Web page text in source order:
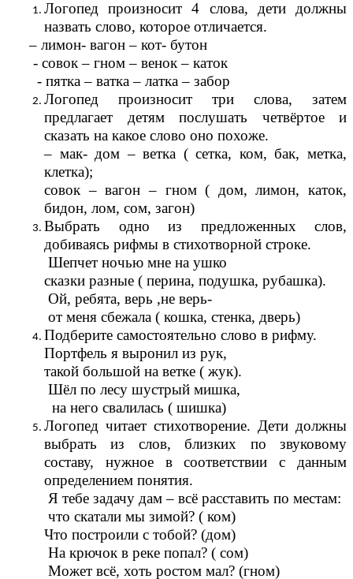
Логопед произносит 4 слова, дети должны
назвать слово, которое отличается.
– лимон- вагон – кот- бутон
- совок – гном – венок – каток
- пятка – ватка – латка – забор
Логопед произносит три слова, затем
предлагает детям послушать четвёртое и
сказать на какое слово оно похоже.
– мак- дом – ветка ( сетка, ком, бак, метка,
клетка);
совок – вагон – гном ( дом, лимон, каток,
бидон, лом, сом, загон)
Выбрать одно из предложенных слов,
добиваясь рифмы в стихотворной строке.
Шепчет ночью мне на ушко
сказки разные ( перина, подушка, рубашка).
Ой, ребята, верь ,не верь-
от меня сбежала ( кошка, стенка, дверь)
Подберите самостоятельно слово в рифму.
Портфель я выронил из рук,
такой большой на ветке ( жук).
Шёл по лесу шустрый мишка,
на него свалилась ( шишка)
Логопед читает стихотворение. Дети должны
выбрать из слов, близких по звуковому
составу, нужное в соответствии с данным
определением понятия.
Я тебе задачу дам – всё расставить по местам:
что скатали мы зимой? ( ком)
Что построили с тобой? (дом)
На крючок в реке попал? ( сом)
Может всё, хоть ростом мал? (гном)